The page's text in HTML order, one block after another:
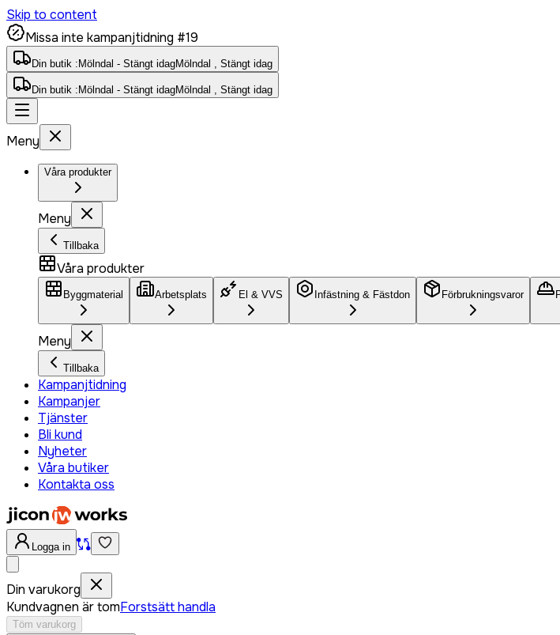
Skip to content
Missa inte kampanjtidning #19
Din butik : Mölndal - Stängt idagMölndal , Stängt idag
Din butik : Mölndal - Stängt idagMölndal , Stängt idag
Meny
Våra produkter
Meny
Tillbaka
Våra produkter
Byggmaterial Arbetsplats El & VVS Infästning & Fästdon Förbrukningsvaror
Meny
Tillbaka
Kampanjtidning
Kampanjer
Tjänster
Bli kund
Nyheter
Våra butiker
Kontakta oss
Logga in
Din varukorg
Kundvagnen är tomForstsätt handla
Töm varukorg